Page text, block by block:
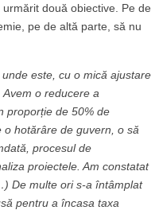
două obiective. Pe de
pe de altă parte, să nu
este, cu o mică ajustare
o reducere a
proporție de 50% de
o hotărâre de guvern, o să
procesul de
proiectele. Am constatat
De multe ori s-a întâmplat
pentru a încasa taxa